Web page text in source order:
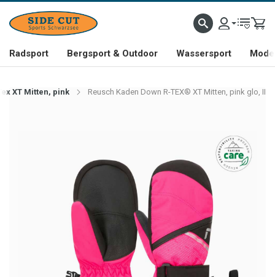
Radsport Bergsport & Outdoor Wassersport
XT Mitten, pink Reusch Kaden Down R-TEX® XT Mitten, pink glo, II